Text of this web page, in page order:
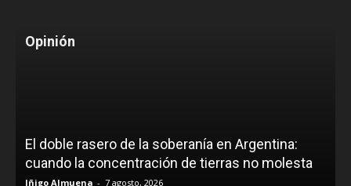
Opinión
El doble rasero de la soberanía en Argentina:
cuando la concentración de tierras no molesta
Iñigo Almuena - 7 agosto, 2026